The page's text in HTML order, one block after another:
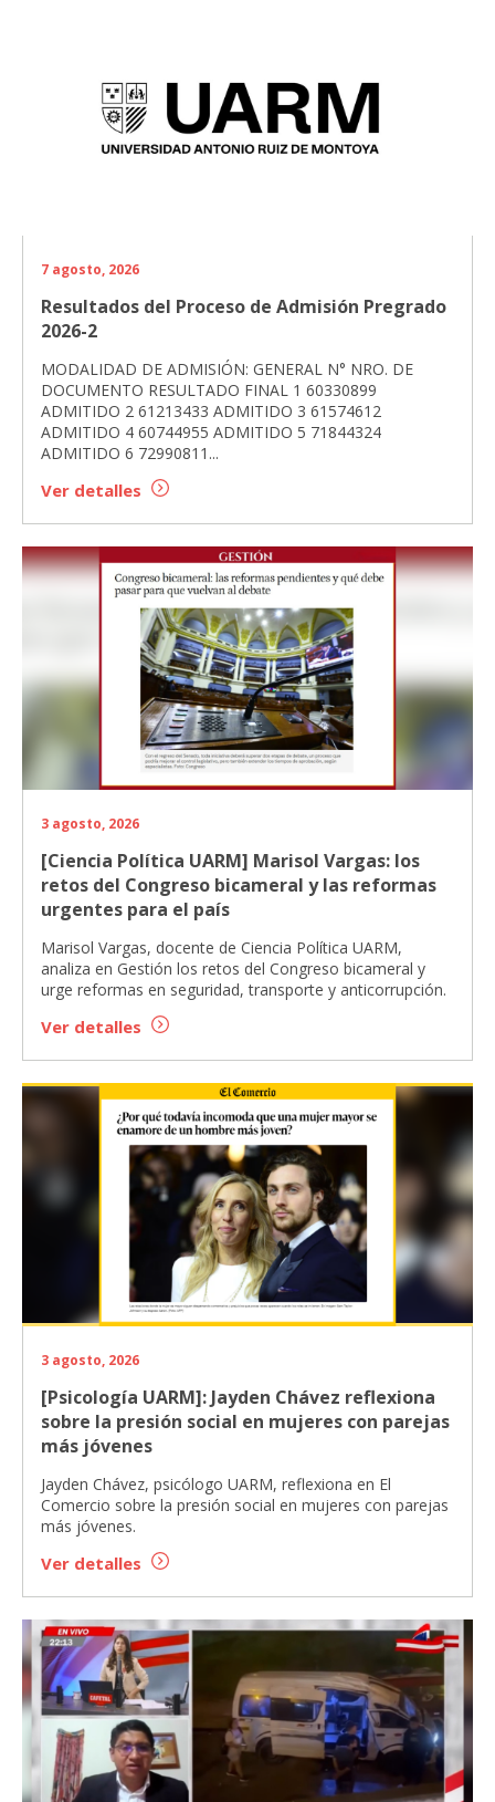
7 agosto, 2026
Resultados del Proceso de Admisión Pregrado
2026-2
MODALIDAD DE ADMISIÓN: GENERAL N° NRO. DE
DOCUMENTO RESULTADO FINAL 1 60330899
ADMITIDO 2 61213433 ADMITIDO 3 61574612
ADMITIDO 4 60744955 ADMITIDO 5 71844324
ADMITIDO 6 72990811...
Ver detalles
3 agosto, 2026
[Ciencia Política UARM] Marisol Vargas: los
retos del Congreso bicameral y las reformas
urgentes para el país
Marisol Vargas, docente de Ciencia Política UARM,
analiza en Gestión los retos del Congreso bicameral y
urge reformas en seguridad, transporte y anticorrupción.
Ver detalles
3 agosto, 2026
[Psicología UARM]: Jayden Chávez reflexiona
sobre la presión social en mujeres con parejas
más jóvenes
Jayden Chávez, psicólogo UARM, reflexiona en El
Comercio sobre la presión social en mujeres con parejas
más jóvenes.
Ver detalles